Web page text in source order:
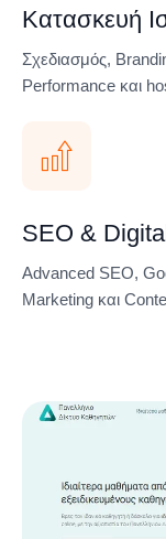
Κατασκευή
Σχεδιασμός,
Performance και
SEO &
Advanced SEO,
Marketing και